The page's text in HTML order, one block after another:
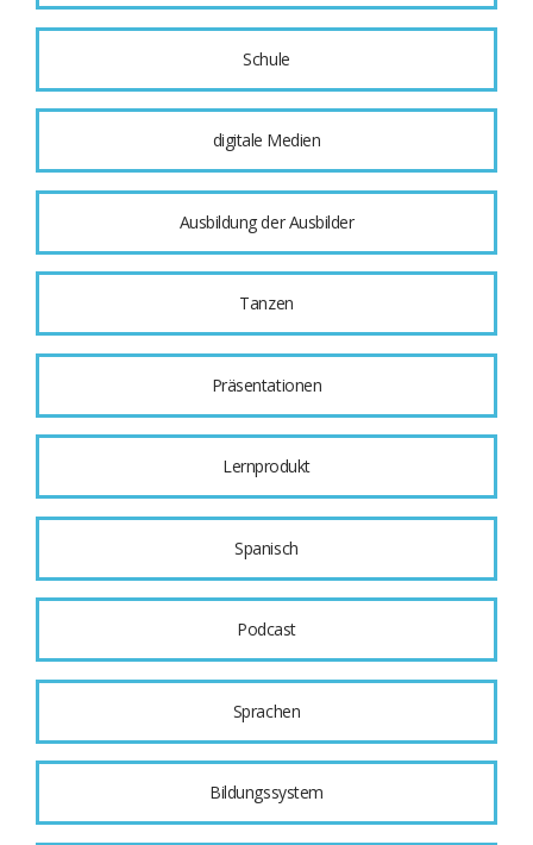
Schule
digitale Medien
Ausbildung der Ausbilder
Tanzen
Präsentationen
Lernprodukt
Spanisch
Podcast
Sprachen
Bildungssystem